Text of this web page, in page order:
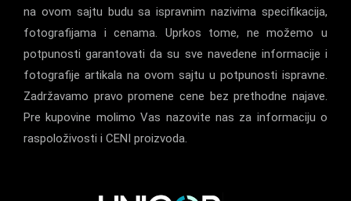
na ovom sajtu budu sa ispravnim nazivima specifikacija,
fotografijama i cenama. Uprkos tome, ne možemo u
potpunosti garantovati da su sve navedene informacije i
fotografije artikala na ovom sajtu u potpunosti ispravne.
Zadržavamo pravo promene cene bez prethodne najave.
Pre kupovine molimo Vas nazovite nas za informaciju o
raspoloživosti i CENI proizvoda.